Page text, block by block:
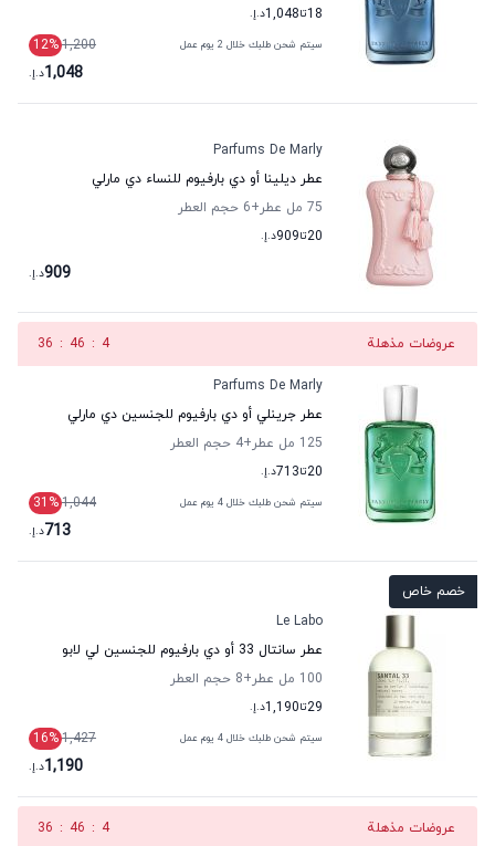
18تا1,048د.إ.
سيتم شحن طلبك خلال 2 يوم عمل 1,200
12%
1,048د.إ.
Parfums De Marly
عطر ديلينا أو دي بارفيوم للنساء دي مارلي
75 مل عطر
+6
حجم العطر
20تا909د.إ.
909د.إ.
عروضات مذهلة 3
:
46
:
36
Parfums De Marly
عطر جرينلي أو دي بارفيوم للجنسين دي مارلي
125 مل عطر
+4
حجم العطر
20تا713د.إ.
سيتم شحن طلبك خلال 4 يوم عمل 1,044
31 %
713د.إ.
خصم خاص
Le Labo
عطر سانتال 33 أو دي بارفيوم للجنسين لي لابو
100 مل عطر
+8
حجم العطر
29تا1,190د.إ.
سيتم شحن طلبك خلال 4 يوم عمل 1,427
16%
1,190د.إ.
عروضات مذهلة 3
:
46
:
36